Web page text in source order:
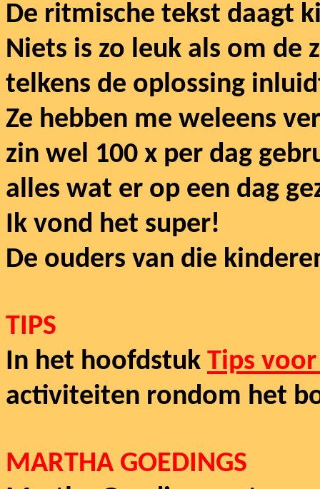
De ritmische tekst daagt
Niets is zo leuk als om de
telkens de oplossing
Ze hebben me weleens
zin wel 100 x per dag
alles wat er op een dag
Ik vond het super!
De ouders van die
TIPS
In het hoofdstuk Tips
activiteiten rondom het
MARTHA GOEDINGS